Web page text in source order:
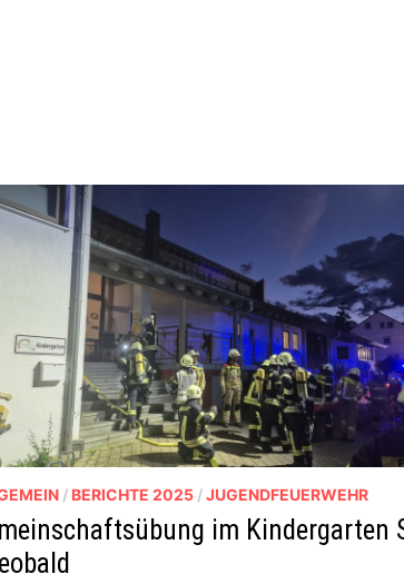
/ BERICHTE 2025/JUGENDFEUERWEHR
im Kindergarten